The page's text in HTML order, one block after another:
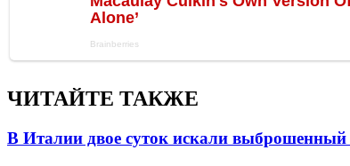
ЧИТАЙТЕ ТАКЖЕ
В Италии двое суток искали